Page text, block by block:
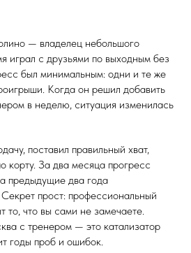
— владелец небольшого
играл с друзьями по выходным без
был минимальным: одни и те же
Когда он решил добавить
в неделю, ситуация изменилась
поставил правильный хват,
корту. За два месяца прогресс
предыдущие два года
прост: профессиональный
то, что вы сами не замечаете.
с тренером — это катализатор
годы проб и ошибок.